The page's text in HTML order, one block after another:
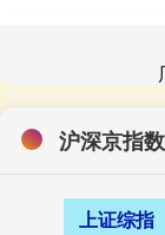
沪深京指数
上证综指